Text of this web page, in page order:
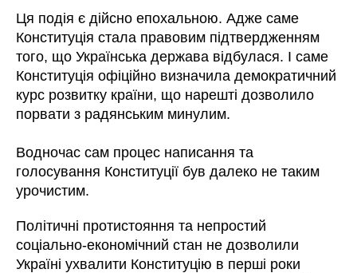
Ця подія є дійсно епохальною. Адже саме
Конституція стала правовим підтвердженням
того, що Українська держава відбулася. І саме
Конституція офіційно визначила демократичний
курс розвитку країни, що нарешті дозволило
порвати з радянським минулим.
Водночас сам процес написання та
голосування Конституції був далеко не таким
урочистим.
Політичні протистояння та непростий
соціально-економічний стан не дозволили
Україні ухвалити Конституцію в перші роки